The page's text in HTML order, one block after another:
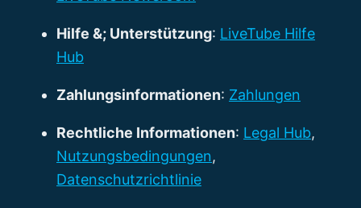
Hilfe &; Unterstützung: LiveTube Hilfe
Hub
Zahlungsinformationen: Zahlungen
Rechtliche Informationen: Legal Hub,
Nutzungsbedingungen,
Datenschutzrichtlinie